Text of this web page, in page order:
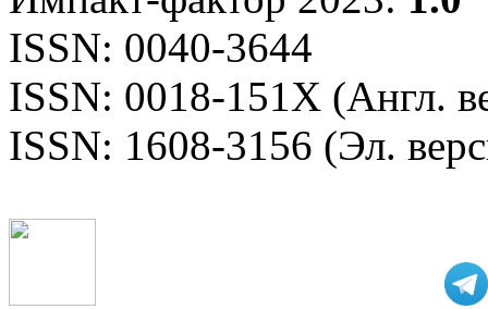
ISSN: 0040-3644
ISSN: 0018-151X (Англ.
ISSN: 1608-3156 (Эл.